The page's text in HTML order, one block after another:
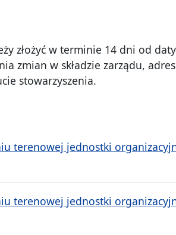
złożyć w terminie 14 dni od
zmian w składzie zarządu,
stowarzyszenia.
terenowej jednostki
terenowej jednostki